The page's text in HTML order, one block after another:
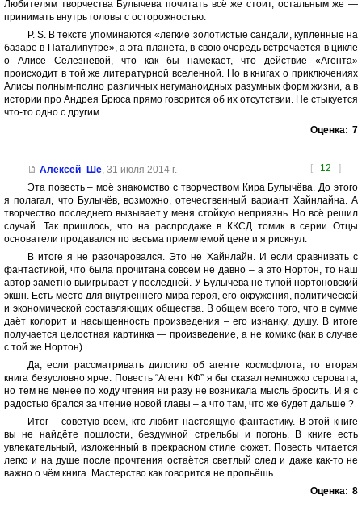
Любителям творчества Булычева почитать всё же стоит, остальным же —
принимать внутрь головы с осторожностью.
P. S. В тексте упоминаются «легкие золотистые сандали, купленные на
базаре в Паталипутре», а эта планета, в свою очередь встречается в цикле
о Алисе Селезневой, что как бы намекает, что действие «Агента»
происходит в той же литературной вселенной. Но в книгах о приключениях
Алисы полным-полно различных негуманоидных разумных форм жизни, а в
истории про Андрея Брюса прямо говорится об их отсутствии. Не стыкуется
что-то одно с другим.
Оценка: 7
[ 12 ]
Алексей_Ше, 31 июля 2014 г.
Эта повесть – моё знакомство с творчеством Кира Булычёва. До этого
я полагал, что Булычёв, возможно, отечественный вариант Хайнлайна. А
творчество последнего вызывает у меня стойкую неприязнь. Но всё решил
случай. Так пришлось, что на распродаже в ККСД томик в серии Отцы
основатели продавался по весьма приемлемой цене и я рискнул.
В итоге я не разочаровался. Это не Хайнлайн. И если сравнивать с
фантастикой, что была прочитана совсем не давно – а это Нортон, то наш
автор заметно выигрывает у последней. У Булычева не тупой нортоновский
экшн. Есть место для внутреннего мира героя, его окружения, политической
и экономической составляющих общества. В общем всего того, что в сумме
даёт колорит и насыщенность произведения – его изнанку, душу. В итоге
получается целостная картинка — произведение, а не комикс (как в случае
с той же Нортон).
Да, если рассматривать дилогию об агенте космофлота, то вторая
книга безусловно ярче. Повесть “Агент КФ” я бы сказал немножко серовата,
но тем не менее по ходу чтения ни разу не возникала мысль бросить. И я с
радостью брался за чтение новой главы – а что там, что же будет дальше ?
Итог – советую всем, кто любит настоящую фантастику. В этой книге
вы не найдёте пошлости, бездумной стрельбы и погонь. В книге есть
увлекательный, изложенный в прекрасном стиле сюжет. Повесть читается
легко и на душе после прочтения остаётся светлый след и даже как-то не
важно о чём книга. Мастерство как говорится не пропьёшь.
Оценка: 8